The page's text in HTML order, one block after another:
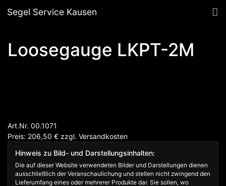
Segel Service Kausen
Loosegauge LKPT-2M
Art.Nr. 00.1071
Preis: 206,50 € zzgl. Versandkosten
Hinweis zu Bild- und Darstellungsinhalten:
Die auf dieser Website verwendeten Bilder und Darstellungen dienen
ausschließlich der Veranschaulichung und stellen nicht zwingend den
Lieferumfang eines oder mehrerer Produkte dar. Sie sollen, wo